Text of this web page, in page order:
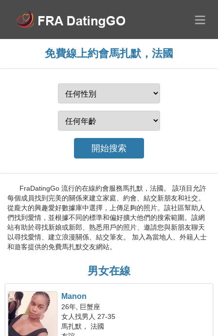
免費線上約會馬扎默，法國
FraDatingGo 流行的在線約會服務馬扎默，法國。 該項目允許
每個成員找到完美的關係來建立家庭、約會、結交新朋友和社交。
從龐大的興趣愛好數據庫中選擇，上傳足夠的照片。該社區幫助人
們找到愛情，並根據不同的標準和偏好擴大他們的搜索範圍。該網
站有助於尋找新娘或新郎、熟悉用戶的照片、邀請您與新朋友聊天
以尋找愛情、建立浪漫關係、結交筆友。 加入為當地人、外籍人士
和遊客提供的免費馬扎默交友網站。
男女在線
Manon
26年, 巨蟹座
女人找男人 27-35
馬扎默， 法國